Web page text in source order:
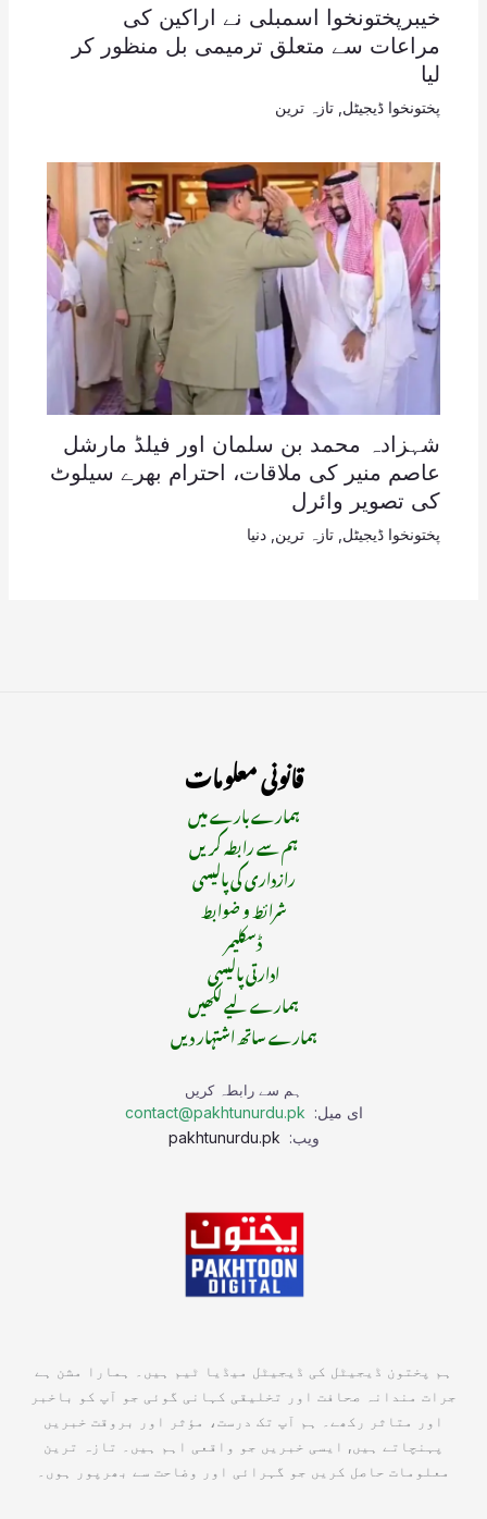
خیبرپختونخوا اسمبلی نے اراکین کی
مراعات سے متعلق ترمیمی بل منظور کر
لیا
پختونخوا ڈیجیٹل تازہ ترین
شہزادہ محمد بن سلمان اور فیلڈ مارشل
عاصم منیر کی ملاقات، احترام بھرے سیلوٹ
کی تصویر وائرل
پختونخوا ڈیجیٹل, تازہ ترین, دنیا
قانونی معلومات
ہمارے بارے میں
ہم سے رابطہ کریں
رازداری کی پالیسی
شرائط و ضوابط
ڈسکلیمر
ادارتی پالیسی
ہمارے لیے لکھیں
ہمارے ساتھ اشتہار دیں
ہم سے رابطہ کریں
ای میل: contact@pakhtunurdu.pk
ویب:
ہم پختون ڈیجیٹل کی ڈیجیٹل میڈیا ٹیم ہیں۔ ہمارا مشن ہے
جرات مندانہ صحافت اور تخلیقی کہانی گوئی جو آپ کو باخبر
اور متاثر رکھے۔ ہم آپ تک درست، مؤثر اور بروقت خبریں
پہنچاتے ہیں, ایسی خبریں جو واقعی اہم ہیں۔ تازہ ترین
معلومات حاصل کریں جو گہرائی اور وضاحت سے بھرپور ہوں۔